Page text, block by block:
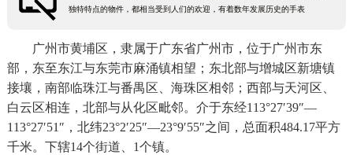
独特特点的物件，都相当受到人们的欢迎，有着数年发展历史的手表
广州市黄埔区，隶属于广东省广州市，位于广州市东
部，东至东江与东莞市麻涌镇相望；东北部与增城区新塘镇
接壤，南部临珠江与番禺区、海珠区相邻；西部与天河区、
白云区相连，北部与从化区毗邻。介于东经113°27′39″—
113°27′51″，北纬23°2′25″—23°9′55″之间，总面积484.17平方
千米。下辖14个街道、1个镇。